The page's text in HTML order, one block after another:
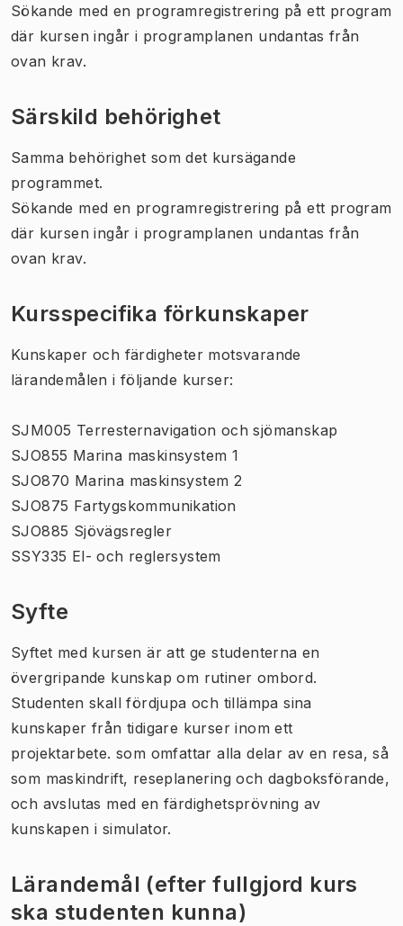
Sökande med en programregistrering på ett program
där kursen ingår i programplanen undantas från
ovan krav.
Särskild behörighet
Samma behörighet som det kursägande
programmet.
Sökande med en programregistrering på ett program
där kursen ingår i programplanen undantas från
ovan krav.
Kursspecifika förkunskaper
Kunskaper och färdigheter motsvarande
lärandemålen i följande kurser:
SJM005 Terresternavigation och sjömanskap
SJO855 Marina maskinsystem 1
SJO870 Marina maskinsystem 2
SJO875 Fartygskommunikation
SJO885 Sjövägsregler
SSY335 El- och reglersystem
Syfte
Syftet med kursen är att ge studenterna en
övergripande kunskap om rutiner ombord.
Studenten skall fördjupa och tillämpa sina
kunskaper från tidigare kurser inom ett
projektarbete. som omfattar alla delar av en resa, så
som maskindrift, reseplanering och dagboksförande,
och avslutas med en färdighetsprövning av
kunskapen i simulator.
Lärandemål (efter fullgjord kurs
ska studenten kunna)